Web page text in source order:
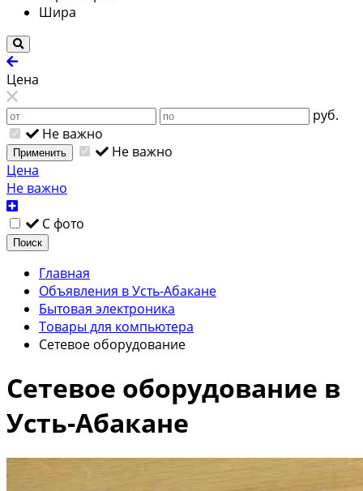
Шира
Цена
руб.
Не важно
Применить
Не важно
Цена
Не важно
С фото
Поиск
Главная
Объявления в Усть-Абакане
Бытовая электроника
Товары для компьютера
Сетевое оборудование
Сетевое оборудование в
Усть-Абакане